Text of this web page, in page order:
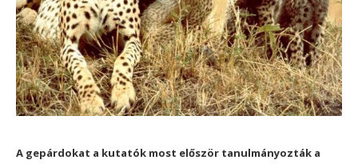
A gepárdokat a kutatók most először tanulmányozták a